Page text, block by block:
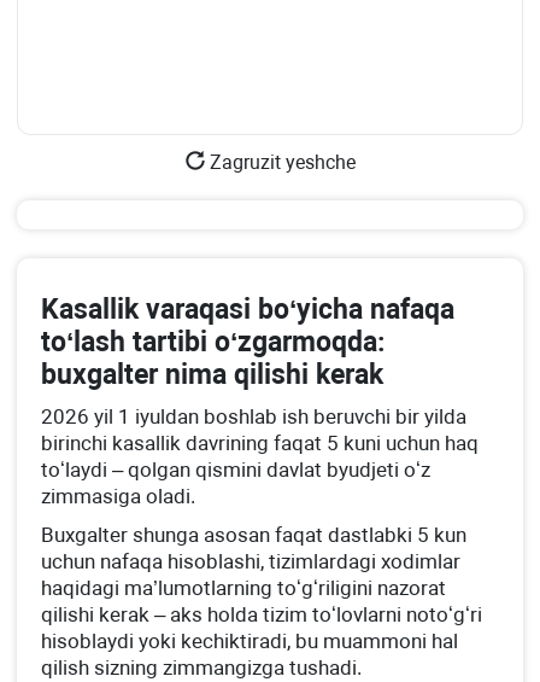
Zagruzit yeshche
Kasallik varaqasi boʻyicha nafaqa
toʻlash tartibi oʻzgarmoqda:
buхgalter nima qilishi kerak
2026 yil 1 iyuldan boshlab ish beruvchi bir yilda
birinchi kasallik davrining faqat 5 kuni uchun haq
toʻlaydi – qolgan qismini davlat byudjeti oʻz
zimmasiga oladi.
Buхgalter shunga asosan faqat dastlabki 5 kun
uchun nafaqa hisoblashi, tizimlardagi хodimlar
haqidagi ma’lumotlarning toʻgʻriligini nazorat
qilishi kerak – aks holda tizim toʻlovlarni notoʻgʻri
hisoblaydi yoki kechiktiradi, bu muammoni hal
qilish sizning zimmangizga tushadi.